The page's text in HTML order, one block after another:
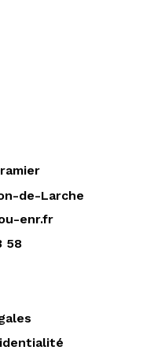
de-Larche
enr.fr
58